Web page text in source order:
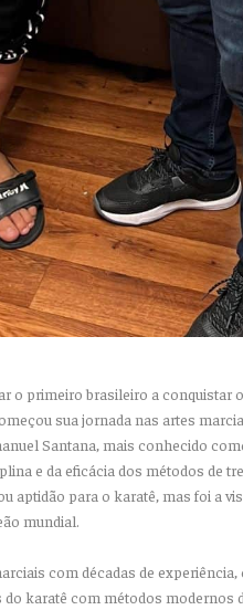
o primeiro brasileiro a conquistar
sua jornada nas artes
Santana, mais conhecido
e da eficácia dos métodos de
aptidão para o karatê, mas foi a
mundial.
com décadas de
karatê com métodos modernos